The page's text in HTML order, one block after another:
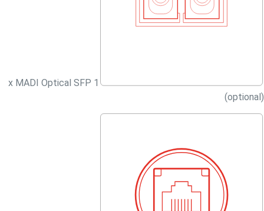
1 x MADI Optical SFP
(optional)